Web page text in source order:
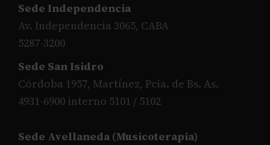
Sede Independencia
Av. Independencia 3065, CABA
5287-3200
Sede San Isidro
Córdoba 1957, Martínez, Pcia. de Bs. As.
4931-6900 interno 5101 / 5102
Sede Avellaneda (Musicoterapia)